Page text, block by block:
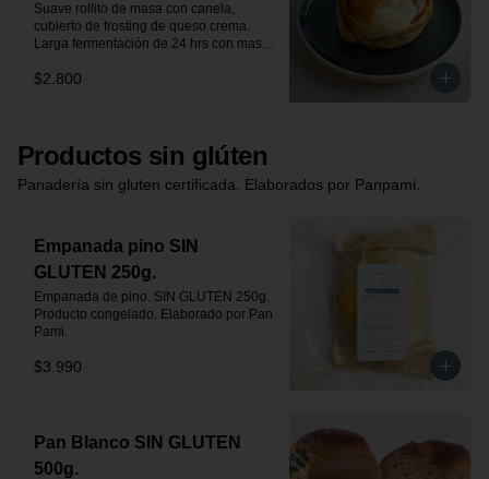
Suave rollito de masa con canela,
cubierto de frosting de queso crema.
Larga fermentación de 24 hrs con masa
$2.800
Productos sin glúten
Panadería sin gluten certificada. Elaborados por Panpami.
Empanada pino SIN
GLUTEN 250g.
Empanada de pino. SIN GLUTEN 250g.
Producto congelado. Elaborado por Pan
Pami.
$3.990
Pan Blanco SIN GLUTEN
500g.